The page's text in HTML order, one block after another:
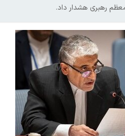
رهبری هشدار داد.